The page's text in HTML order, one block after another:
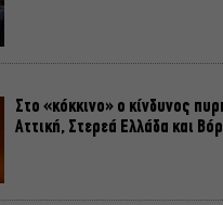
Στο «κόκκινο» ο κίνδυνος
Αττική, Στερεά Ελλάδα και